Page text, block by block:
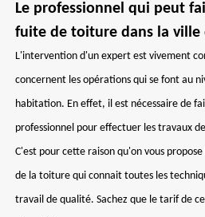
Le professionnel qui peut
fuite de toiture dans la ville
L'intervention d'un expert est vivement
concernent les opérations qui se font au
habitation. En effet, il est nécessaire de
professionnel pour effectuer les travaux
C'est pour cette raison qu'on vous
de la toiture qui connait toutes les
travail de qualité. Sachez que le tarif de